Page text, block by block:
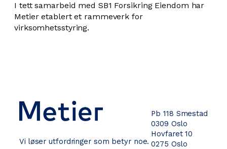
I tett samarbeid med SB1 Forsikring Eiendom har
Metier etablert et rammeverk for
virksomhetsstyring.
Vi løser utfordringer som betyr noe.
Pb 118 Smestad
0309 Oslo
Hovfaret 10
0275 Oslo